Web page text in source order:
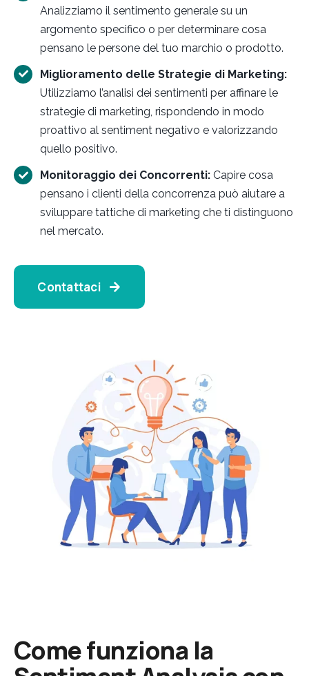
Analizziamo il sentimento generale su un
argomento specifico o per determinare cosa
pensano le persone del tuo marchio o prodotto.
Miglioramento delle Strategie di Marketing:
Utilizziamo l’analisi dei sentimenti per affinare le
strategie di marketing, rispondendo in modo
proattivo al sentiment negativo e valorizzando
quello positivo.
Monitoraggio dei Concorrenti: Capire cosa
pensano i clienti della concorrenza può aiutare a
sviluppare tattiche di marketing che ti distinguono
nel mercato.
Contattaci
Come funziona la